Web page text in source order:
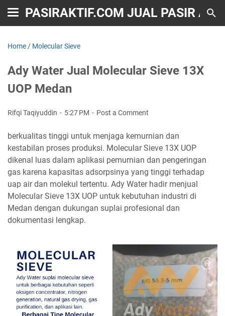
PASIRAKTIF.COM JUAL PASIR
Home / Molecular Sieve
Ady Water Jual Molecular Sieve 13X
UOP Medan
Rifqi Taqiyuddin 5:27 PM Post a Comment
berkualitas tinggi untuk menjaga kemurnian dan
kestabilan proses produksi. Molecular Sieve 13X UOP
dikenal luas dalam aplikasi pemurnian dan pengeringan
gas karena kapasitas adsorpsinya yang tinggi terhadap
uap air dan molekul tertentu. Ady Water hadir menjual
Molecular Sieve 13X UOP untuk kebutuhan industri di
Medan dengan dukungan suplai profesional dan
dokumentasi lengkap.